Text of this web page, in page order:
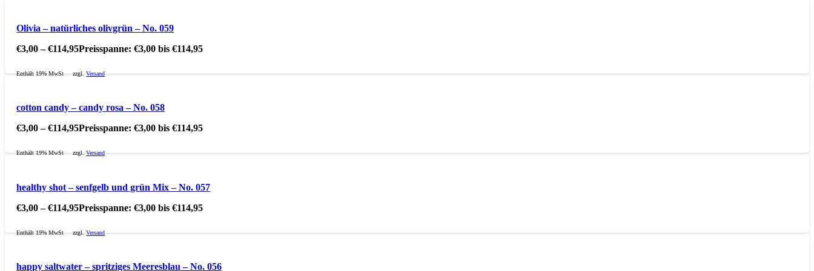
Olivia – natürliches olivgrün – No. 059
€3,00 –€114,95Preisspanne: €3,00 bis €114,95
Enthält 19% MwSt zzgl.Versand
cotton candy – candy rosa – No. 058
€3,00 –€114,95Preisspanne: €3,00 bis €114,95
Enthält 19% MwSt zzgl.Versand
healthy shot – senfgelb und grün Mix – No. 057
€3,00 –€114,95Preisspanne: €3,00 bis €114,95
Enthält 19% MwSt zzgl.Versand
happy saltwater – spritziges Meeresblau – No. 056